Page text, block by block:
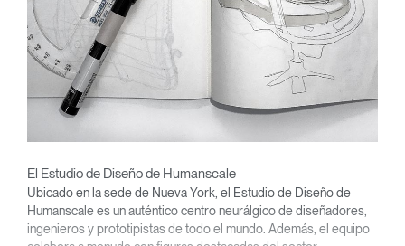
El Estudio de Diseño de Humanscale
Ubicado en la sede de Nueva York, el Estudio de Diseño de
Humanscale es un auténtico centro neurálgico de diseñadores,
ingenieros y prototipistas de todo el mundo. Además, el equipo